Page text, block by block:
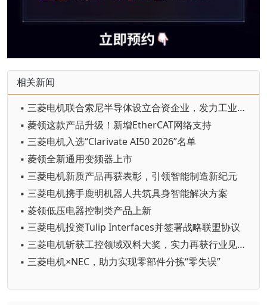
相关新闻
▪ 三菱电机联合索尼半导体设立合资企业，发力工业AI视觉传感器赛道
▪ 菱领这款产品升级！新增EtherCAT网络支持
▪ 三菱电机入选“Clarivate AI50 2026”名单
▪ 菱领全新通用变频器上市
▪ 三菱电机新质产品再获表彰，引领智能制造新纪元
▪ 三菱电机携手鹿明机器人共筑具身智能解决方案
▪ 菱领低压电器控制类产品上新
▪ 三菱电机投资Tulip Interfaces并签署战略联盟协议
▪ 三菱电机斩获工控领域双料大奖，实力再获行业见证！
▪ 三菱电机×NEC，助力实现零部件分拣“零失误”